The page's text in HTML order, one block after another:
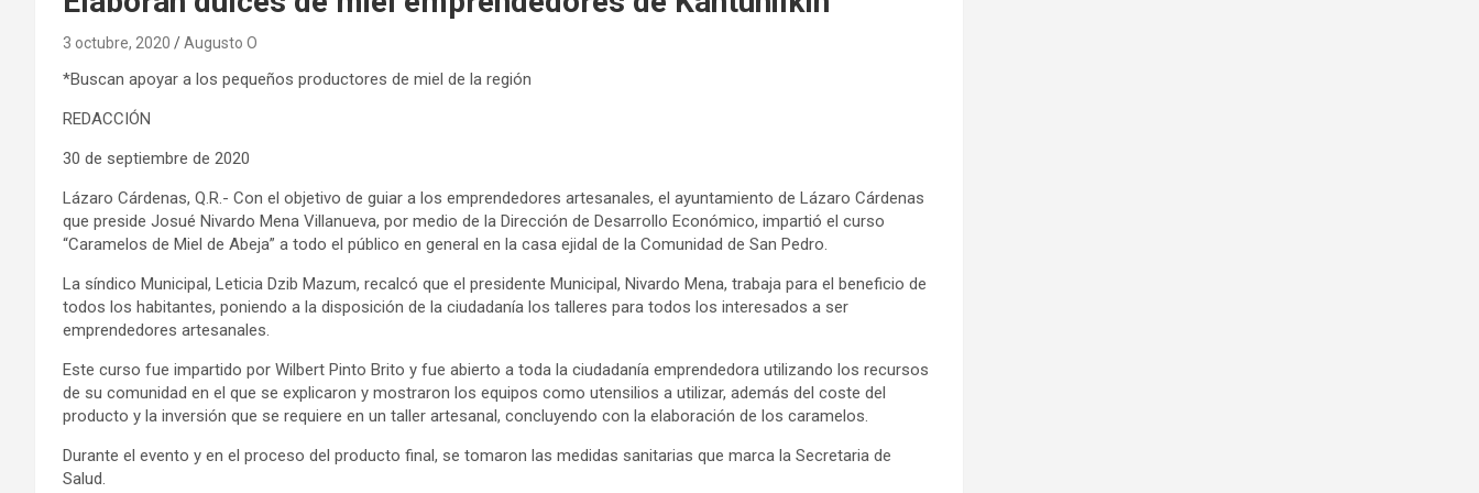
3 octubre, 2020 Augusto O
*Buscan apoyar a los pequeños productores de miel de la región
REDACCIÓN
30 de septiembre de 2020
Lázaro Cárdenas, Q.R.- Con el objetivo de guiar a los emprendedores artesanales, el ayuntamiento de Lázaro Cárdenas
que preside Josué Nivardo Mena Villanueva, por medio de la Dirección de Desarrollo Económico, impartió el curso
“Caramelos de Miel de Abeja” a todo el público en general en la casa ejidal de la Comunidad de San Pedro.
La síndico Municipal, Leticia Dzib Mazum, recalcó que el presidente Municipal, Nivardo Mena, trabaja para el beneficio de
todos los habitantes, poniendo a la disposición de la ciudadanía los talleres para todos los interesados a ser
emprendedores artesanales.
Este curso fue impartido por Wilbert Pinto Brito y fue abierto a toda la ciudadanía emprendedora utilizando los recursos
de su comunidad en el que se explicaron y mostraron los equipos como utensilios a utilizar, además del coste del
producto y la inversión que se requiere en un taller artesanal, concluyendo con la elaboración de los caramelos.
Durante el evento y en el proceso del producto final, se tomaron las medidas sanitarias que marca la Secretaria de
Salud.